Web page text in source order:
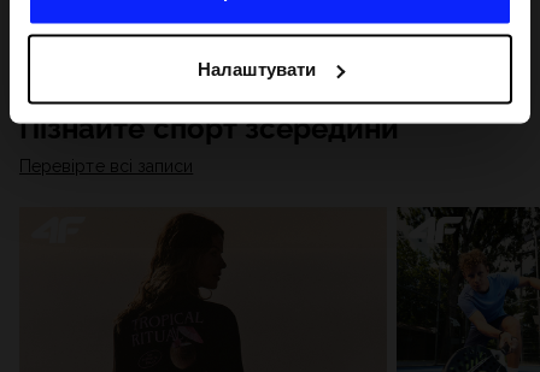
послуг.З вашої згоди ми також можемо ділитися
з метою націлювання та покращення відображення
відповідної онлайн-реклами, проведення аналітики,
відповідності вмісту та вдосконалення рішень, які
пропонують наші партнери (наприклад, соціальні
мережі). Детальну інформацію можна знайти в нашій
та в розділі «Деталі».
Налаштувати
Пізнайте спорт зсередини
Перевірте всі записи